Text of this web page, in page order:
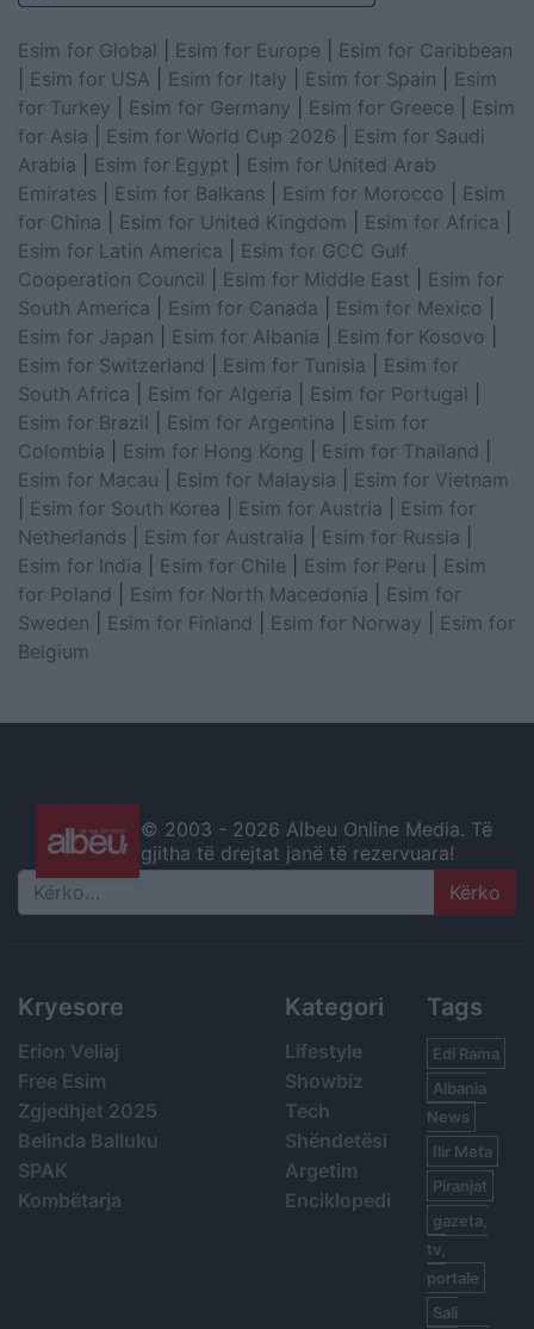
Esim for Global Esim for Europe
Esim for Caribbean
Esim for USA Esim for Italy Esim for Spain
Esim
for Turkey
Esim for Germany Esim for Greece
Esim
for Asia
Esim for World Cup 2026
Esim for Saudi
Arabia
Esim for Egypt
Esim for United Arab
Emirates
Esim for Balkans Esim for Morocco
Esim
for China
Esim for United Kingdom Esim for Africa
Esim for Latin America
Esim for GCC Gulf
Cooperation Council
Esim for Middle East
Esim for
South America
Esim for Canada Esim for Mexico
Esim for Japan
Esim for Albania Esim for Kosovo
Esim for Switzerland
Esim for Tunisia
Esim for
South Africa
Esim for Algeria Esim for Portugal
Esim for Brazil
Esim for Argentina
Esim for
Colombia
Esim for Hong Kong Esim for Thailand
Esim for Macau
Esim for Malaysia
Esim for Vietnam
Esim for South Korea Esim for Austria
Esim for
Netherlands
Esim for Australia Esim for Russia
Esim for India
Esim for Chile Esim for Peru
Esim
for Poland
Esim for North Macedonia
Esim for
Sweden
Esim for Finland Esim for Norway
Esim for
Belgium
© 2003 - 2026 Albeu Online Media. Të
gjitha të drejtat janë të rezervuara!
Search
Kryesore
Erion Veliaj
Free Esim
Zgjedhjet 2025
Belinda Balluku
SPAK
Kombëtarja
Kategori
Lifestyle
Showbiz
Tech
Shëndetësi
Argetim
Enciklopedi
Tags
Edi Rama
Albania
News
Ilir Meta
Piranjat
gazeta,
tv,
portale
Sali